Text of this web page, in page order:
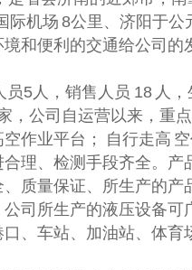
机场 8公里、济阳于公
和便利的交通给公司的
5人，销售人员 18 人
，公司自运营以来，重
作业平台； 自行走高
理、检测手段齐全。产
质量保证、所生产的产
司所生产的液压设备可
、车站、加油站、体育